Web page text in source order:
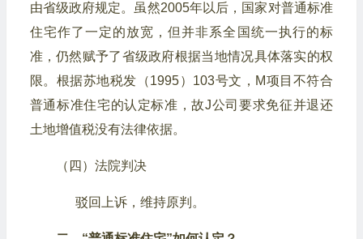
由省级政府规定。虽然2005年以后，国家对普通标准
住宅作了一定的放宽，但并非系全国统一执行的标
准，仍然赋予了省级政府根据当地情况具体落实的权
限。根据苏地税发（1995）103号文，M项目不符合
普通标准住宅的认定标准，故J公司要求免征并退还
土地增值税没有法律依据。
（四）法院判决
驳回上诉，维持原判。